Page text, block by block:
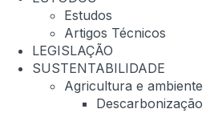
Estudos
Artigos Técnicos
LEGISLAÇÃO
SUSTENTABILIDADE
Agricultura e ambiente
Descarbonização